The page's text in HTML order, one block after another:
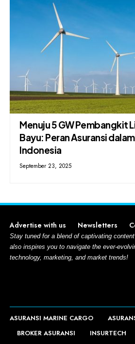
Menuju 5 GW Pembangkit
Bayu: Peran Asuransi
Indonesia
September 23, 2025
Advertise with us Newsletters
Stay tuned for a blend of captivating
also inspires you to navigate the ever-
technology, marketing, and market trends!
ASURANSI MARINE CARGO
BROKER ASURANSI
INSURTECH